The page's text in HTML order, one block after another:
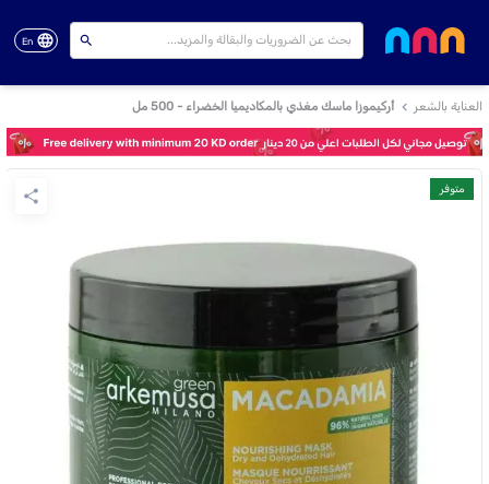
En
العناية بالشعر أركيموزا ماسك مغذي بالمكاديميا الخضراء - 500 مل
متوفر